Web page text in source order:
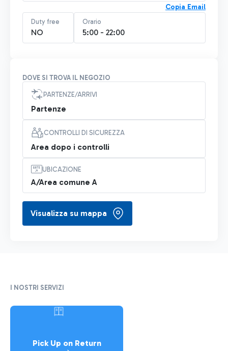
Copia Email
Duty free
NO
Orario
5:00 - 22:00
DOVE SI TROVA IL NEGOZIO
PARTENZE/ARRIVI
Partenze
CONTROLLI DI SICUREZZA
Area dopo i controlli
UBICAZIONE
A/Area comune A
Visualizza su mappa
I NOSTRI SERVIZI
Pick Up on Return